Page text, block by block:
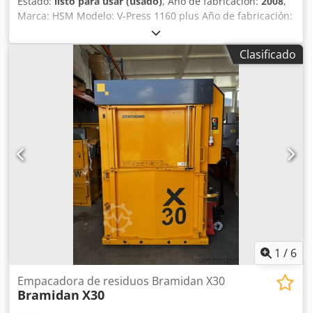
Marca: HSM Modelo: V-Press 1160 plus Año de fabricación:
2008 Fuerza de prensado: 532 kN Dkedpfjzh Eztjx Accsr
Voltaje: 400 V Peso máximo de la bala: hasta 550 kg (según
el material) Dimensiones de la bala: 120 x 110 x 120 cm
Peso de la máquina: 2.403 kg Dimensiones de la máquina:
180 x 157 x 298,5 cm Tamaño de la abertura de llenado:
119,5 x 65 cm Condición: ¡muy buena! Vídeo de la máquina
en funcionamiento disponible bajo petición. Transporte
también posible.
Clasificado
1 / 6
Empacadora de residuos Bramidan X30
Bramidan X30